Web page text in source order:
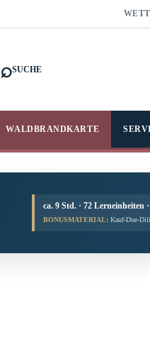
⌕SUCHE
WALDBRANDKARTE
ca. 9 Std. · 72 Lerneinheiten
BONUSMATERIAL: Kauf-Due-